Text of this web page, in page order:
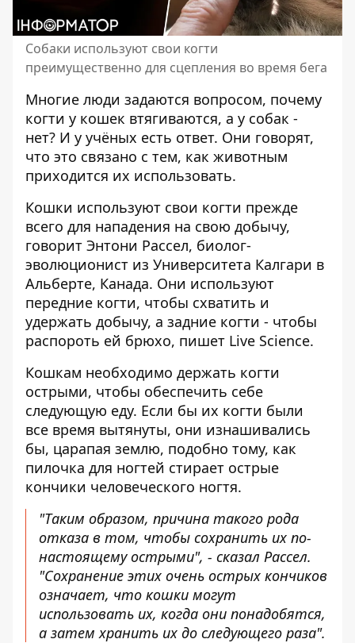
Собаки используют свои когти
преимущественно для сцепления во время бега
Многие люди задаются вопросом, почему
когти у кошек втягиваются, а у собак -
нет? И у учёных есть ответ. Они говорят,
что это связано с тем, как животным
приходится их использовать.
Кошки используют свои когти прежде
всего для нападения на свою добычу,
говорит Энтони Рассел, биолог-
эволюционист из Университета Калгари в
Альберте, Канада. Они используют
передние когти, чтобы схватить и
удержать добычу, а задние когти - чтобы
распороть ей брюхо, пишет Live Science.
Кошкам необходимо держать когти
острыми, чтобы обеспечить себе
следующую еду. Если бы их когти были
все время вытянуты, они изнашивались
бы, царапая землю, подобно тому, как
пилочка для ногтей стирает острые
кончики человеческого ногтя.
"Таким образом, причина такого рода
отказа в том, чтобы сохранить их по-
настоящему острыми", - сказал Рассел.
"Сохранение этих очень острых кончиков
означает, что кошки могут
использовать их, когда они понадобятся,
а затем хранить их до следующего раза".